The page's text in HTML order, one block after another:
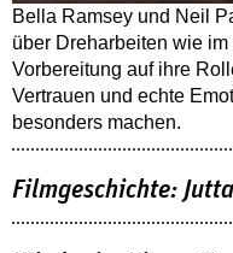
Bella Ramsey und Neil
über Dreharbeiten wie
Vorbereitung auf ihre
Vertrauen und echte
besonders machen.
Filmgeschichte: